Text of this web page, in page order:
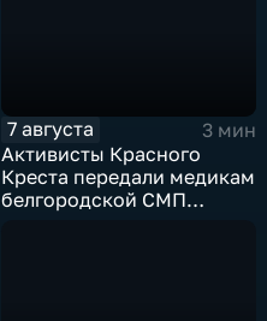
7 августа
3 мин
Активисты Красного
Креста передали медикам
белгородской СМП